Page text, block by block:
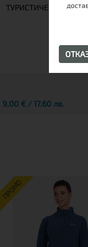
ТУРИСТИЧЕСКА ЩЕКА
9,00 € / 17.60 лв.
ПРОМО